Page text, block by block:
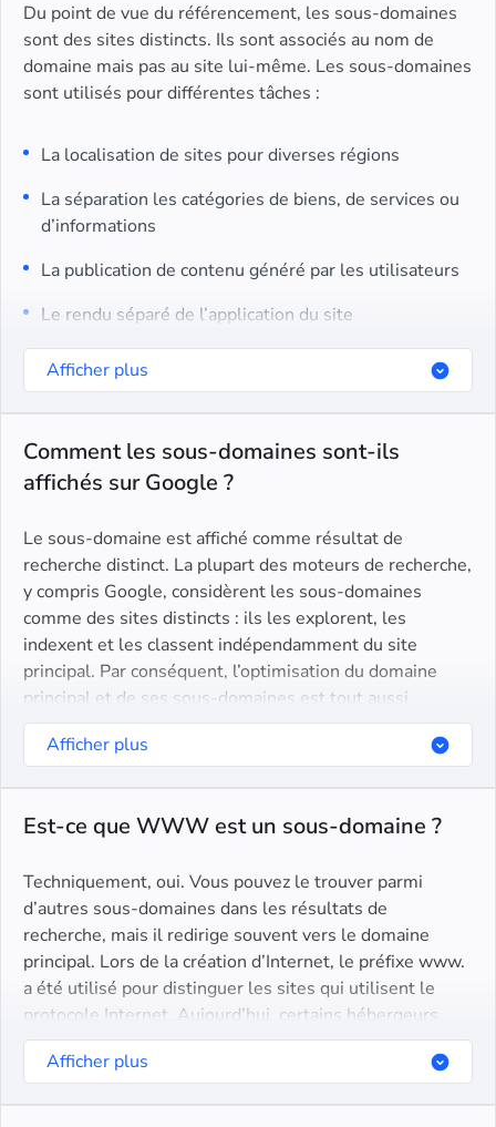
Du point de vue du référencement, les sous-domaines
sont des sites distincts. Ils sont associés au nom de
domaine mais pas au site lui-même. Les sous-domaines
sont utilisés pour différentes tâches :
La localisation de sites pour diverses régions
La séparation les catégories de biens, de services ou
d’informations
La publication de contenu généré par les utilisateurs
Le rendu séparé de l’application du site
Les tests de nouveaux éléments du site
Afficher plus
Comment les sous-domaines sont-ils
affichés sur Google ?
Le sous-domaine est affiché comme résultat de
recherche distinct. La plupart des moteurs de recherche,
y compris Google, considèrent les sous-domaines
comme des sites distincts : ils les explorent, les
indexent et les classent indépendamment du site
principal. Par conséquent, l’optimisation du domaine
principal et de ses sous-domaines est tout aussi
essentielle, alors l’énumération des sous-domaines est
importante.
Afficher plus
Est-ce que WWW est un sous-domaine ?
Techniquement, oui. Vous pouvez le trouver parmi
d’autres sous-domaines dans les résultats de
recherche, mais il redirige souvent vers le domaine
principal. Lors de la création d’Internet, le préfixe www.
a été utilisé pour distinguer les sites qui utilisent le
protocole Internet. Aujourd’hui, certains hébergeurs
créent automatiquement le sous-domaine WWW pour
tous les sites et mettent en place une redirection.
Afficher plus